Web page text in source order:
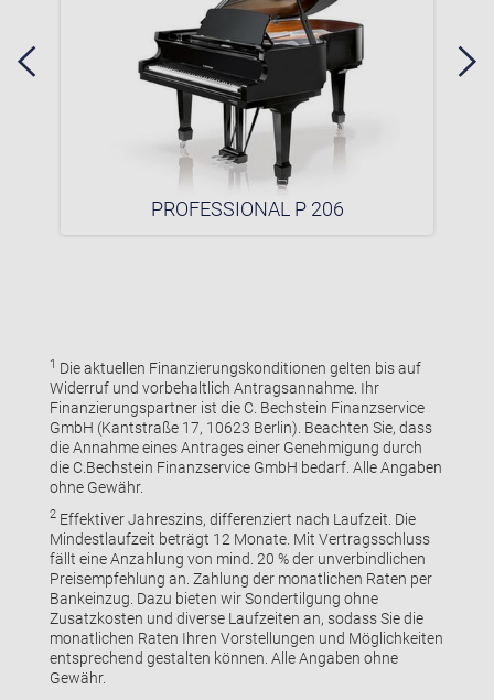
PROFESSIONAL P 206
1 Die aktuellen Finanzierungskonditionen gelten bis auf
Widerruf und vorbehaltlich Antragsannahme. Ihr
Finanzierungspartner ist die C. Bechstein Finanzservice
GmbH (Kantstraße 17, 10623 Berlin). Beachten Sie, dass
die Annahme eines Antrages einer Genehmigung durch
die C.Bechstein Finanzservice GmbH bedarf. Alle Angaben
ohne Gewähr.
2Effektiver Jahreszins, differenziert nach Laufzeit. Die
Mindestlaufzeit beträgt 12 Monate. Mit Vertragsschluss
fällt eine Anzahlung von mind. 20 % der unverbindlichen
Preisempfehlung an. Zahlung der monatlichen Raten per
Bankeinzug. Dazu bieten wir Sondertilgung ohne
Zusatzkosten und diverse Laufzeiten an, sodass Sie die
monatlichen Raten Ihren Vorstellungen und Möglichkeiten
entsprechend gestalten können. Alle Angaben ohne
Gewähr.